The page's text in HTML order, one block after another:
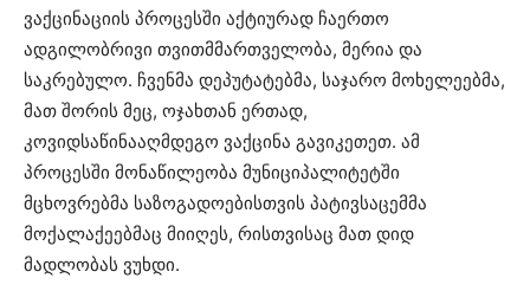
ვაქცინაციის პროცესში აქტიურად ჩაერთო
ადგილობრივი თვითმმართველობა, მერია და
საკრებულო. ჩვენმა დეპუტატებმა, საჯარო მოხელეებმა,
მათ შორის მეც, ოჯახთან ერთად,
კოვიდსაწინააღმდეგო ვაქცინა გავიკეთეთ. ამ
პროცესში მონაწილეობა მუნიციპალიტეტში
მცხოვრებმა საზოგადოებისთვის პატივსაცემმა
მოქალაქეებმაც მიიღეს, რისთვისაც მათ დიდ
მადლობას ვუხდი.